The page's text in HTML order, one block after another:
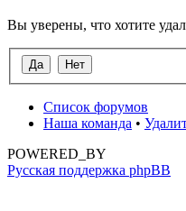
Вы уверены, что хотите
Список форумов
Наша команда •
POWERED_BY
Русская поддержка phpBB